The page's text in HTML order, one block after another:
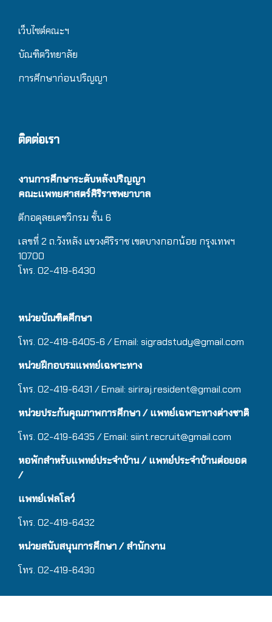
เว็บไซต์คณะฯ
บัณฑิตวิทยาลัย
การศึกษาก่อนปริญญา
ติดต่อเรา
งานการศึกษาระดับหลังปริญญา
คณะแพทยศาสตร์ศิริราชพยาบาล
ตึกอดุลยเดชวิกรม ชั้น 6
เลขที่ 2 ถ.วังหลัง แขวงศิริราช เขตบางกอกน้อย กรุงเทพฯ
10700
โทร. 02-419-6430
หน่วยบัณฑิตศึกษา
โทร. 02-419-6405-6 / Email: sigradstudy@gmail.com
หน่วยฝึกอบรมแพทย์เฉพาะทาง
โทร. 02-419-6431 / Email: siriraj.resident@gmail.com
หน่วยประกันคุณภาพการศึกษา / แพทย์เฉพาะทางต่างชาติ
โทร. 02-419-6435 / Email: siint.recruit@gmail.com
หอพักสำหรับแพทย์ประจำบ้าน/ แพทย์ประจำบ้านต่อยอด
/
แพทย์เฟลโลว์
โทร. 02-419-6432
หน่วยสนับสนุนการศึกษา / สำนักงาน
โทร. 02-419-6430